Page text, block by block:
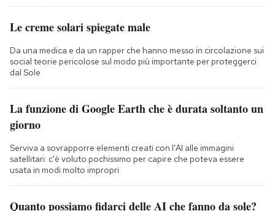
Le creme solari spiegate male
Da una medica e da un rapper che hanno messo in circolazione sui
social teorie pericolose sul modo più importante per proteggerci
dal Sole
La funzione di Google Earth che è durata soltanto un
giorno
Serviva a sovrapporre elementi creati con l'AI alle immagini
satellitari: c'è voluto pochissimo per capire che poteva essere
usata in modi molto impropri
Quanto possiamo fidarci delle AI che fanno da sole?